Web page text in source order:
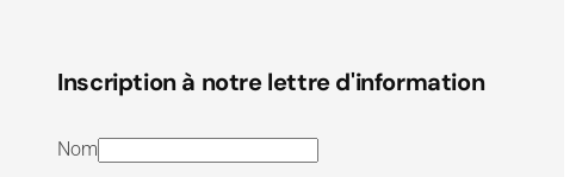
Inscription à notre lettre d'information
Nom